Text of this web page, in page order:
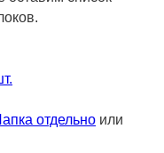
отдельно или